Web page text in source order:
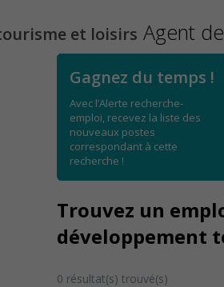
et loisirs Agent
Gagnez du temps !
Avec l’Alerte recherche-
emploi, recevez la liste des
nouveaux postes
correspondant à cette
recherche !
Trouvez un
développement
0 résultat(s) trouvé(s)